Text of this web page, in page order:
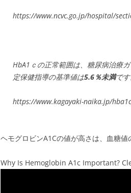
https://www.ncvc.go.jp/hospital/
HbA1ｃの正常範囲は、糖尿病治療
定保健指導の基準値は5.6％未満です
https://www.kagayaki-naika.jp/
ヘモグロビンA1Cの値が高さは、血糖値
Why Is Hemoglobin A1c Important?